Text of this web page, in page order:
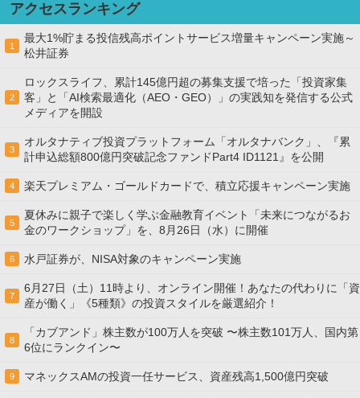
アクセスランキング
1
最大1%貯まる投信残高ポイントサービス増量キャンペーン実施～
松井証券
2
ロックスライフ、累計145億円超の募集支援で培った「投資家集
客」と「AI検索最適化（AEO・GEO）」の実践知を発信する公式
メディアを開設
3
オルタナティブ投資プラットフォーム「オルタナバンク」、『累
計申込総額800億円突破記念ファンドPart4 ID1121』を公開
4 楽天プレミアム・ゴールドカードで、積立応援キャンペーン実施
5
夏休みに親子で楽しく学ぶ金融教育イベント「未来につながるお
金のワークショップ」を、8月26日（水）に開催
6 水戸証券が、NISA対象のキャンペーン実施
7
6月27日（土）11時より、オンライン開催！あなたの代わりに「資
産が働く」《5種類》の投資スタイルを厳選紹介！
8
「カブアンド」株主数が100万人を突破 〜株主数101万人、国内第
6位にランクイン〜
9 マネックスAMの投資一任サービス、資産残高1,500億円突破